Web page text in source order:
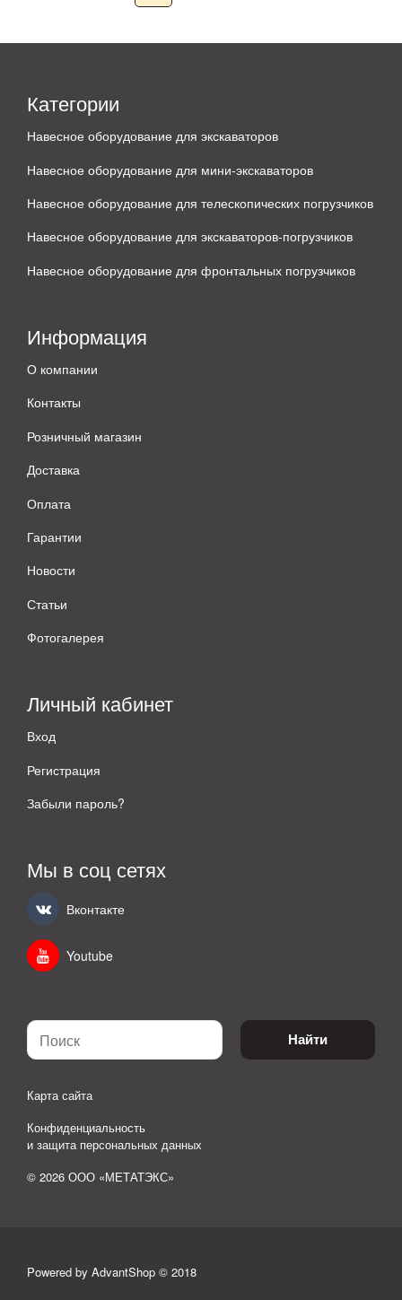
Категории
Навесное оборудование для экскаваторов
Навесное оборудование для мини-экскаваторов
Навесное оборудование для телескопических погрузчиков
Навесное оборудование для экскаваторов-погрузчиков
Навесное оборудование для фронтальных погрузчиков
Информация
О компании
Контакты
Розничный магазин
Доставка
Оплата
Гарантии
Новости
Статьи
Фотогалерея
Личный кабинет
Вход
Регистрация
Забыли пароль?
Мы в соц сетях
Вконтакте
Youtube
Найти
Карта сайта
Конфиденциальность
и защита персональных данных
© 2026 ООО «МЕТАТЭКС»
Powered by AdvantShop © 2018